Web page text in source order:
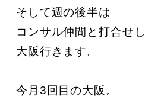
そして週の後半は
コンサル仲間と打合せ
大阪行きます。
今月3回目の大阪。